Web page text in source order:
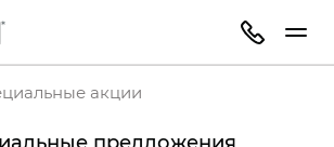
акции
предложения